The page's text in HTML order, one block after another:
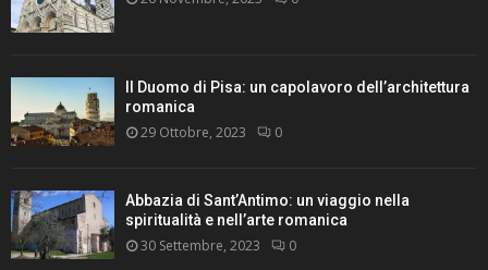
Il Duomo di Pisa: un capolavoro dell’architettura
romanica
29 Ottobre, 2023 0
Abbazia di Sant’Antimo: un viaggio nella
spiritualità e nell’arte romanica
30 Settembre, 2023 0